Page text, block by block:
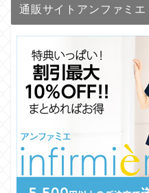
通販サイトアンファミエ